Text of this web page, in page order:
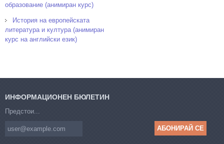
образование (анимиран курс)
История на европейската
литература и култура (анимиран
курс на английски език)
ИНФОРМАЦИОНЕН БЮЛЕТИН
Предстои...